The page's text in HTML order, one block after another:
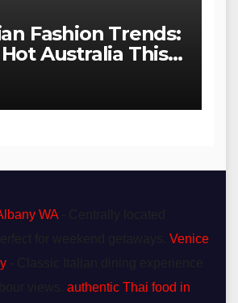
Fashion Trends:
Australia This
WA
Venice
authentic Thai food in